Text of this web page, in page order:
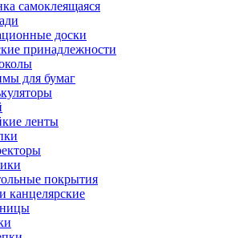
самоклеящаяся
доски
принадлежности
для бумаг
ленты
покрытия
канцелярские